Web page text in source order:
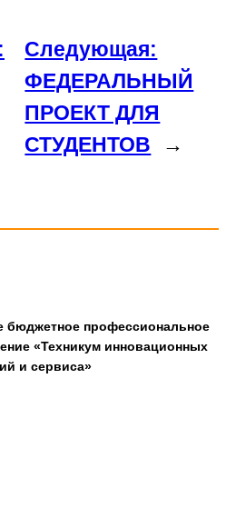
Следующая:
ФЕДЕРАЛЬНЫЙ
ПРОЕКТ ДЛЯ
СТУДЕНТОВ
→
бюджетное профессиональное
«Техникум инновационных
и сервиса»